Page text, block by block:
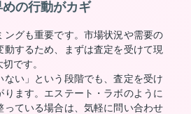
の行動がカギ
ングも重要です。市場状況や需要の
動するため、まずは査定を受けて現
です。
ない」という段階でも、査定を受け
ります。エステート・ラボのように
っている場合は、気軽に問い合わせ